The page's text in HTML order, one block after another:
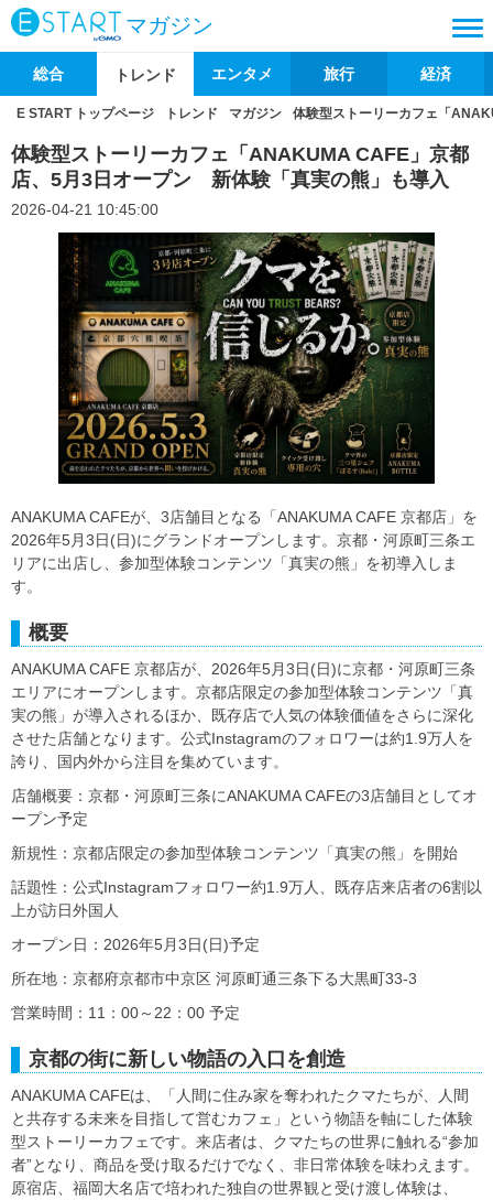
マガジン
総合 トレンド エンタメ 旅行 経済
E START トップページ トレンド マガジン 体験型ストーリーカフェ「
体験型ストーリーカフェ「ANAKUMA CAFE」京都
店、5月3日オープン 新体験「真実の熊」も導入
2026-04-21 10:45:00
ANAKUMA CAFEが、3店舗目となる「ANAKUMA CAFE 京都店」を
2026年5月3日(日)にグランドオープンします。京都・河原町三条エ
リアに出店し、参加型体験コンテンツ「真実の熊」を初導入しま
す。
概要
ANAKUMA CAFE 京都店が、2026年5月3日(日)に京都・河原町三条
エリアにオープンします。京都店限定の参加型体験コンテンツ「真
実の熊」が導入されるほか、既存店で人気の体験価値をさらに深化
させた店舗となります。公式Instagramのフォロワーは約1.9万人を
誇り、国内外から注目を集めています。
店舗概要：京都・河原町三条にANAKUMA CAFEの3店舗目としてオ
ープン予定
新規性：京都店限定の参加型体験コンテンツ「真実の熊」を開始
話題性：公式Instagramフォロワー約1.9万人、既存店来店者の6割以
上が訪日外国人
オープン日：2026年5月3日(日)予定
所在地：京都府京都市中京区 河原町通三条下る大黒町33-3
営業時間：11：00～22：00 予定
京都の街に新しい物語の入口を創造
ANAKUMA CAFEは、「人間に住み家を奪われたクマたちが、人間
と共存する未来を目指して営むカフェ」という物語を軸にした体験
型ストーリーカフェです。来店者は、クマたちの世界に触れる“参加
者”となり、商品を受け取るだけでなく、非日常体験を味わえます。
原宿店、福岡大名店で培われた独自の世界観と受け渡し体験は、